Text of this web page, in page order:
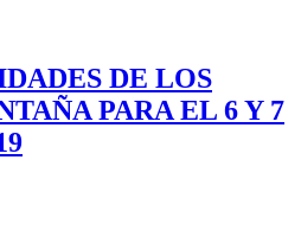
DE LOS
PARA EL 6 Y 7